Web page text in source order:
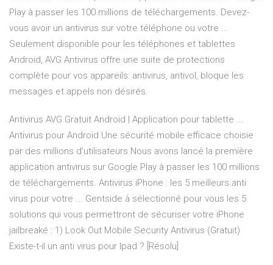
Play à passer les 100 millions de téléchargements. Devez-
vous avoir un antivirus sur votre téléphone ou votre ...
Seulement disponible pour les téléphones et tablettes
Android, AVG Antivirus offre une suite de protections
complète pour vos appareils: antivirus, antivol, bloque les
messages et appels non désirés.
Antivirus AVG Gratuit Android | Application pour tablette ...
Antivirus pour Android Une sécurité mobile efficace choisie
par des millions d'utilisateurs Nous avons lancé la première
application antivirus sur Google Play à passer les 100 millions
de téléchargements. Antivirus iPhone : les 5 meilleurs anti
virus pour votre ... Gentside à sélectionné pour vous les 5
solutions qui vous permettront de sécuriser votre iPhone
jailbreaké : 1) Look Out Mobile Security Antivirus (Gratuit)
Existe-t-il un anti virus pour Ipad ? [Résolu]